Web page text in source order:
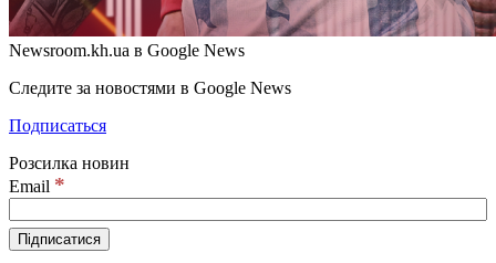
Newsroom.kh.ua в Google News
Следите за новостями в Google News
Подписаться
Розсилка новин
Email *